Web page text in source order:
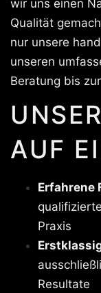
wir uns einen
Qualität
nur unsere
unseren
Beratung bis
AUF
Erfahrene
Praxis
Resultate